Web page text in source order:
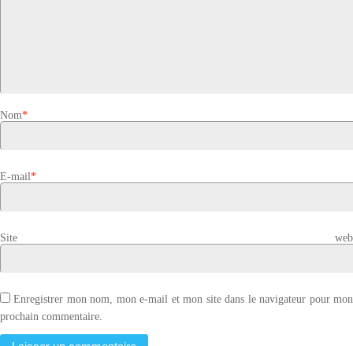
Nom*
E-mail*
Site web
Enregistrer mon nom, mon e-mail et mon site dans le navigateur pour mon
prochain commentaire.